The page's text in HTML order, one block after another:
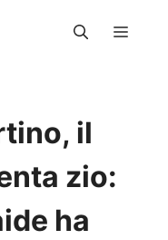
il
zio:
ha